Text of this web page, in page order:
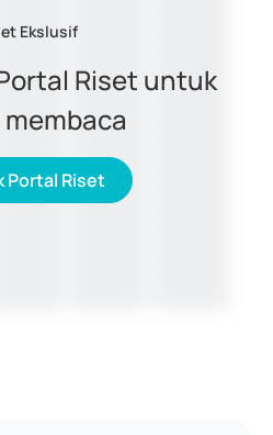
Ekslusif
Riset untuk
Portal Riset